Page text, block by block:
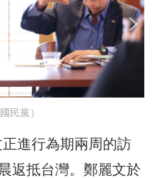
民黨）
進行為期兩周的訪
返抵台灣。鄭麗文於